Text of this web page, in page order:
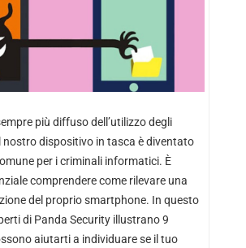
più diffuso dell’utilizzo degli
nostro dispositivo in tasca è diventato
per i criminali informatici. È
comprendere come rilevare una
del proprio smartphone. In questo
di Panda Security illustrano 9
aiutarti a individuare se il tuo